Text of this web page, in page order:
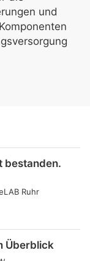
und
bestanden.
Ruhr
Überblick